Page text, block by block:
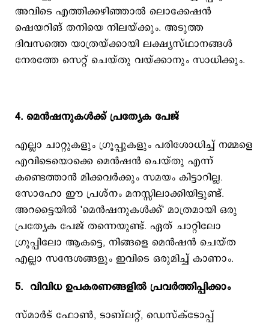
അവിടെ എത്തിക്കഴിഞ്ഞാൽ ലൊക്കേഷൻ
ഷെയറിങ് തനിയെ നിലയ്ക്കും. അടുത്ത
ദിവസത്തെ യാത്രയ്ക്കായി ലക്ഷ്യസ്ഥാനങ്ങൾ
നേരത്തേ സെറ്റ് ചെയ്തു വയ്ക്കാനും സാധിക്കും.
4. മെൻഷനുകൾക്ക് പ്രത്യേക പേജ്
എല്ലാ ചാറ്റുകളും ഗ്രൂപ്പുകളും പരിശോധിച്ച് നമ്മളെ
എവിടെയൊക്കെ മെൻഷൻ ചെയ്തു എന്ന്
കണ്ടെത്താൻ മിക്കവർക്കും സമയം കിട്ടാറില്ല.
സോഹോ ഈ പ്രശ്നം മനസ്സിലാക്കിയിട്ടുണ്ട്.
അറട്ടൈയിൽ 'മെൻഷനുകൾക്ക്' മാത്രമായി ഒരു
പ്രത്യേക പേജ് തന്നെയുണ്ട്. ഏത് ചാറ്റിലോ
ഗ്രൂപ്പിലോ ആകട്ടെ, നിങ്ങളെ മെൻഷൻ ചെയ്ത
എല്ലാ സന്ദേശങ്ങളും ഇവിടെ ഒരുമിച്ച് കാണാം.
5. വിവിധ ഉപകരണങ്ങളില്‍ പ്രവര്‍ത്തിപ്പിക്കാം
സ്മാർട് ഫോൺ, ടാബ്‌ലറ്റ്, ഡെസ്ക്ടോപ്പ്